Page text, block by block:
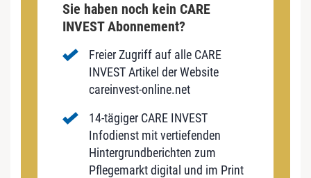
Sie haben noch kein CARE
INVEST Abonnement?
Freier Zugriff auf alle CARE
INVEST Artikel der Website
careinvest-online.net
14-tägiger CARE INVEST
Infodienst mit vertiefenden
Hintergrundberichten zum
Pflegemarkt digital und im Print